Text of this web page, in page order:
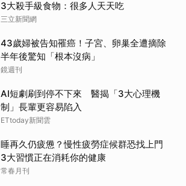
3大殺手級食物：很多人天天吃
三立新聞網
43歲婦被告知罹癌！子宮、卵巢全遭摘除
半年後驚知「根本沒病」
鏡週刊
AI短劇刷到停不下來 醫揭「3大心理機
制」長輩更容易陷入
ETtoday新聞雲
睡再久仍疲憊？慢性疲勞症候群恐找上門
3大習慣正在消耗你的健康
常春月刊